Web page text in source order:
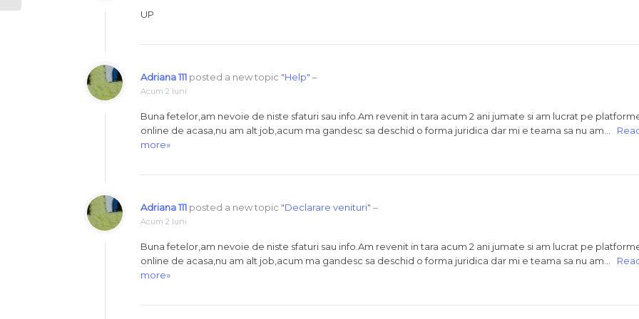
UP
Adriana 111 posted a new topic "Help" –
Acum 2 luni
Buna fetelor,am nevoie de niste sfaturi sau info.Am revenit in tara acum 2 ani jumate si am lucrat pe
online de acasa,nu am alt job,acum ma gandesc sa deschid o forma juridica dar mi e teama sa nu am…
more»
Adriana 111 posted a new topic "Declarare venituri" –
Acum 2 luni
Buna fetelor,am nevoie de niste sfaturi sau info.Am revenit in tara acum 2 ani jumate si am lucrat pe
online de acasa,nu am alt job,acum ma gandesc sa deschid o forma juridica dar mi e teama sa nu am…
more»